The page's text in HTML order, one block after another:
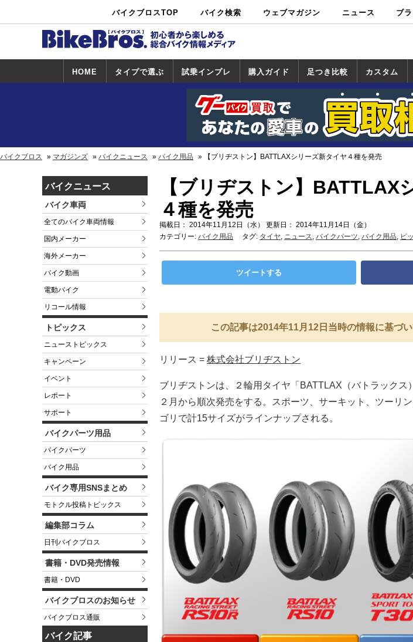
バイクブロスTOP バイク検索
中古バイ
ク・新車検
カタログ検
索
ショップ検
索
ウェブマガジン ニュース ブ
HOME タイプで選ぶ 試乗インプレ
試乗インプレ
一覧
ホンダ
ヤマハ
スズキ
カワサキ
ハーレー
BMW
トライアンフ
ドゥカティ
購入ガイド
一覧
足つき比較 カスタム
カスタム
一覧
ホンダ
ヤマハ
スズキ
カワサキ道の駅
ツーリ
日本の
国道め
林道ツ
バイクブロス マガジンズ バイクニュース バイク用品 【ブリヂストン】BATTLAXシリーズ新タイヤ４種を発売
バイクニュース
バイク車両
全てのバイク車両情報
国内メーカー
海外メーカー
バイク動画
電動バイク
リコール情報
トピックス
ニューストピックス
キャンペーン
イベント
レポート
サポート
バイクパーツ用品
バイクパーツ
バイク用品
バイク専用SNSまとめ
モトクル投稿トピックス
編集部コラム
日刊バイクブロス
書籍・DVD発売情報
書籍・DVD
バイクブロスのお知らせ
バイクブロス通販
バイク記事
【ブリヂストン】BATTLAX
４種を発売
掲載日： 2014年11月12日（水） 更新日： 2014年11月14日（金）
カテゴリー: バイク用品 タグ: タイヤ, ニュース, バイクパーツ, バイク用品, ピ
ツイートする
この記事は2014年11月12日当時の情報に基づい
リリース = 株式会社ブリヂストン
ブリヂストンは、２輪用タイヤ「BATTLAX（バトラックス
２月から順次発売をする。スポーツ、サーキット、ツーリ
ゴリで計15サイズがラインナップされる。